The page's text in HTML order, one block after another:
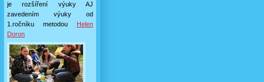
je rozšíření výuky AJ
zavedením výuky od
1.ročníku metodou Helen
Doron